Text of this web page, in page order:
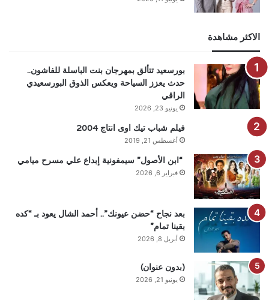
الاكثر مشاهدة
بورسعيد تتألق بمهرجان بنت الباسلة للفاشون..
حدث يعزز السياحة ويعكس الذوق البورسعيدي
الراقي
يونيو 23, 2026
فيلم شباب تيك اوى انتاج 2004
أغسطس 21, 2019
“ابن الأصول” سيمفونية إبداع علي مسرح ميامي
فبراير 6, 2026
بعد نجاح “حضن عيونك”.. أحمد الشال يعود بـ “كده
بقينا تمام”
أبريل 8, 2026
(بدون عنوان)
يونيو 21, 2026